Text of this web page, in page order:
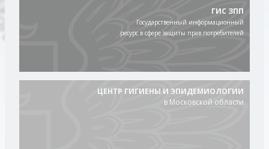
ГИС ЗПП
Государственный информационный
ресурс в сфере защиты прав потребителей
ЦЕНТР ГИГИЕНЫ И ЭПИДЕМИОЛОГИИ
в Московской области